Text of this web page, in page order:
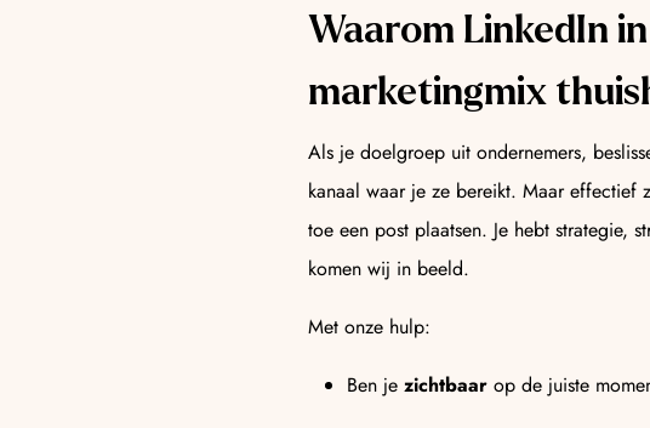
Waarom LinkedIn
marketingmix
Als je doelgroep uit ondernemers,
kanaal waar je ze bereikt. Maar effectief
toe een post plaatsen. Je hebt strategie,
komen wij in beeld.
Met onze hulp:
Ben je zichtbaar op de juiste